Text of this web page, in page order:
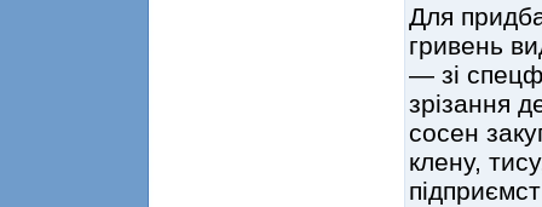
Для
гривень
— зі
зрізання
сосен
клену,